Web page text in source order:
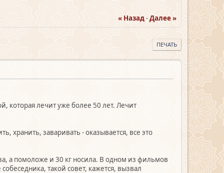
« Назад-Далее »
ПЕЧАТЬ
которая лечит уже более 50 лет. Лечит
хранить, заваривать - оказывается, все это
а помоложе и 30 кг носила. В одном из фильмов
такой совет, кажется, вызвал